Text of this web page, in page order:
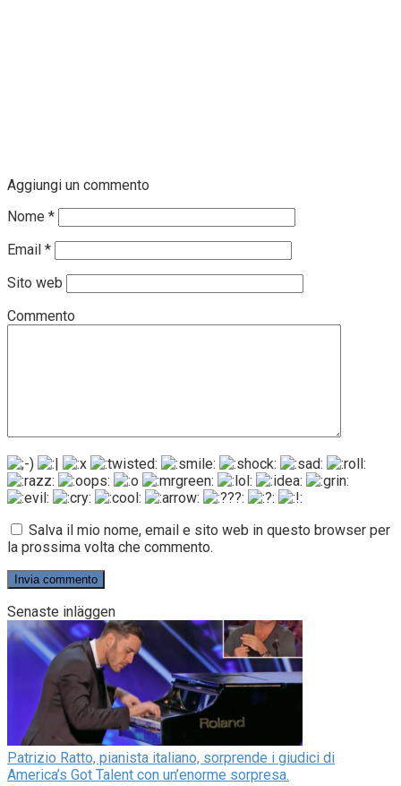
Aggiungi un commento
Nome *
Email *
Sito web
Commento
Salva il mio nome, email e sito web in questo browser per
la prossima volta che commento.
Senaste inläggen
Patrizio Ratto, pianista italiano, sorprende i giudici di
America’s Got Talent con un’enorme sorpresa.